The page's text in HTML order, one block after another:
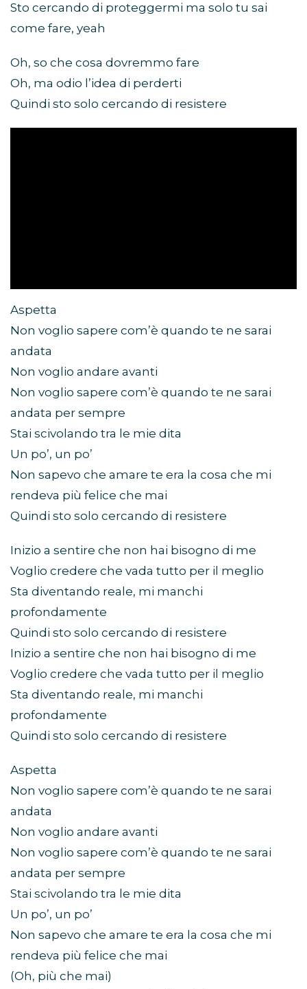
Sto cercando di proteggermi ma solo tu sai
come fare, yeah
Oh, so che cosa dovremmo fare
Oh, ma odio l’idea di perderti
Quindi sto solo cercando di resistere
Aspetta
Non voglio sapere com’è quando te ne sarai
andata
Non voglio andare avanti
Non voglio sapere com’è quando te ne sarai
andata per sempre
Stai scivolando tra le mie dita
Un po’, un po’
Non sapevo che amare te era la cosa che mi
rendeva più felice che mai
Quindi sto solo cercando di resistere
Inizio a sentire che non hai bisogno di me
Voglio credere che vada tutto per il meglio
Sta diventando reale, mi manchi
profondamente
Quindi sto solo cercando di resistere
Inizio a sentire che non hai bisogno di me
Voglio credere che vada tutto per il meglio
Sta diventando reale, mi manchi
profondamente
Quindi sto solo cercando di resistere
Aspetta
Non voglio sapere com’è quando te ne sarai
andata
Non voglio andare avanti
Non voglio sapere com’è quando te ne sarai
andata per sempre
Stai scivolando tra le mie dita
Un po’, un po’
Non sapevo che amare te era la cosa che mi
rendeva più felice che mai
(Oh, più che mai)